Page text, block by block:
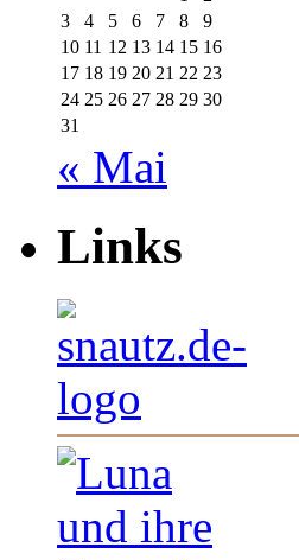
3
4 5 6 7 8
9
10 11 12 13 14 15 16
17 18 19 20 21 22 23
24 25 26 27 28 29 30
31
« Mai
Links